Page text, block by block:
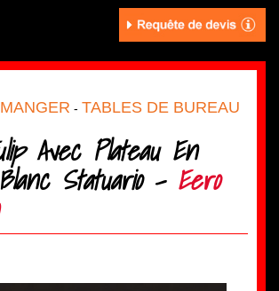
- TABLES DE BUREAU
Avec Plateau En
Statuario - Eero